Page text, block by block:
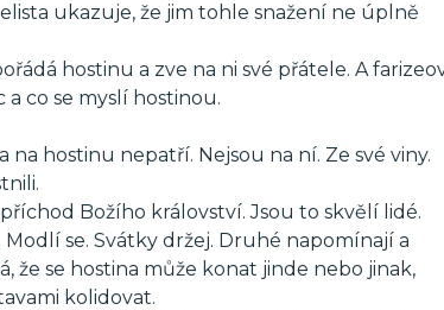
ukazuje, že jim tohle snažení ne úplně
hostinu a zve na ni své přátele. A
co se myslí hostinou.
hostinu nepatří. Nejsou na ní. Ze své viny.
Božího království. Jsou to skvělí lidé.
se. Svátky držej. Druhé napomínají a
že se hostina může konat jinde nebo jinak,
kolidovat.